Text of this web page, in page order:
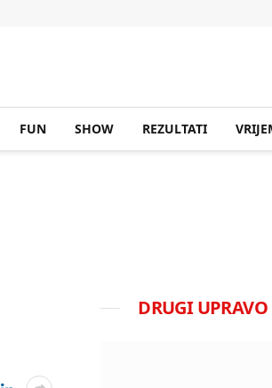
FUN SHOW REZULTATI
DRUGI UPRAVO